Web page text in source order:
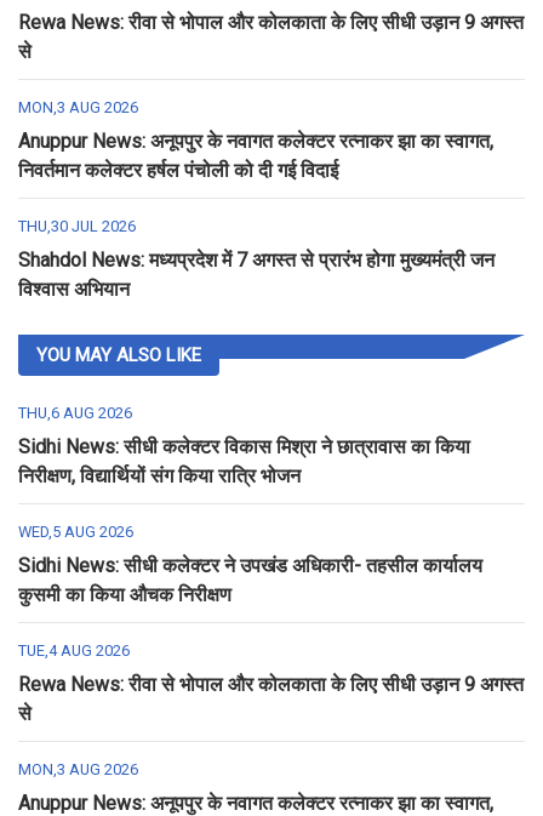
Rewa News: रीवा से भोपाल और कोलकाता के लिए सीधी उड़ान 9 अगस्त
से
MON,3 AUG 2026
Anuppur News: अनूपपुर के नवागत कलेक्टर रत्नाकर झा का स्वागत,
निवर्तमान कलेक्टर हर्षल पंचोली को दी गई विदाई
THU,30 JUL 2026
Shahdol News: मध्यप्रदेश में 7 अगस्त से प्रारंभ होगा मुख्यमंत्री जन
विश्वास अभियान
YOU MAY ALSO LIKE
THU,6 AUG 2026
Sidhi News: सीधी कलेक्टर विकास मिश्रा ने छात्रावास का किया
निरीक्षण, विद्यार्थियों संग किया रात्रि भोजन
WED,5 AUG 2026
Sidhi News: सीधी कलेक्टर ने उपखंड अधिकारी- तहसील कार्यालय
कुसमी का किया औचक निरीक्षण
TUE,4 AUG 2026
Rewa News: रीवा से भोपाल और कोलकाता के लिए सीधी उड़ान 9 अगस्त
से
MON,3 AUG 2026
Anuppur News: अनूपपुर के नवागत कलेक्टर रत्नाकर झा का स्वागत,